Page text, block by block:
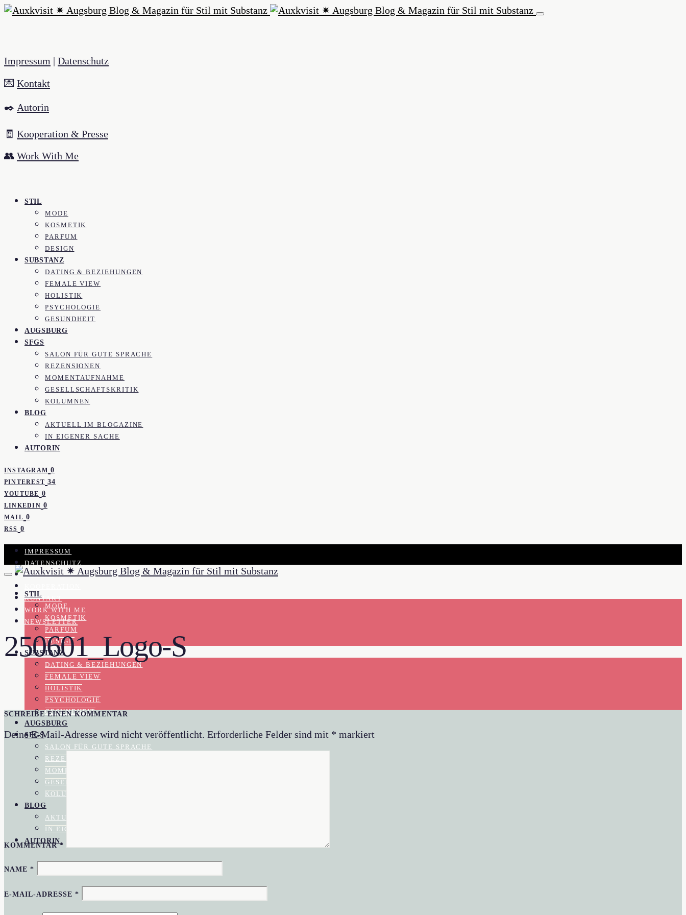
Impressum | Datenschutz
💌 Kontakt
✒️ Autorin
🧾 Kooperation & Presse
👥 Work With Me
STIL
MODE
KOSMETIK
PARFUM
DESIGN
SUBSTANZ
DATING & BEZIEHUNGEN
FEMALE VIEW
HOLISTIK
PSYCHOLOGIE
GESUNDHEIT
AUGSBURG
SFGS
SALON FÜR GUTE SPRACHE
REZENSIONEN
MOMENTAUFNAHME
GESELLSCHAFTSKRITIK
KOLUMNEN
BLOG
AKTUELL IM BLOGAZINE
IN EIGENER SACHE
AUTORIN
INSTAGRAM 0
PINTEREST 34
YOUTUBE 0
LINKEDIN 0
MAIL 0
RSS 0
IMPRESSUM
DATENSCHUTZ
PRESSE
KONTAKT
WORK WITH ME
NEWSLETTER
STIL
MODE
KOSMETIK
PARFUM
DESIGN
SUBSTANZ
DATING & BEZIEHUNGEN
FEMALE VIEW
HOLISTIK
PSYCHOLOGIE
GESUNDHEIT
AUGSBURG
SFGS
SALON FÜR GUTE SPRACHE
REZENSIONEN
MOMENTAUFNAHME
GESELLSCHAFTSKRITIK
KOLUMNEN
BLOG
AKTUELL IM BLOGAZINE
IN EIGENER SACHE
AUTORIN
250601_Logo-S
SCHREIBE EINEN KOMMENTAR
Deine E-Mail-Adresse wird nicht veröffentlicht. Erforderliche Felder sind mit * markiert
KOMMENTAR*
NAME*
E-MAIL-ADRESSE*